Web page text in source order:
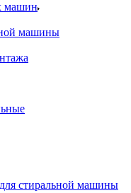
машин
машины
стиральной машины